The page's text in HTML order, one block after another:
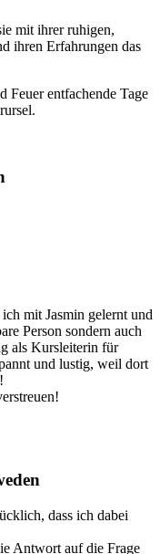
mit ihrer ruhigen,
ihren Erfahrungen das
Feuer entfachende Tage
mit Jasmin gelernt und
Person sondern auch
als Kursleiterin für
und lustig, weil dort
dass ich dabei
Antwort auf die Frage